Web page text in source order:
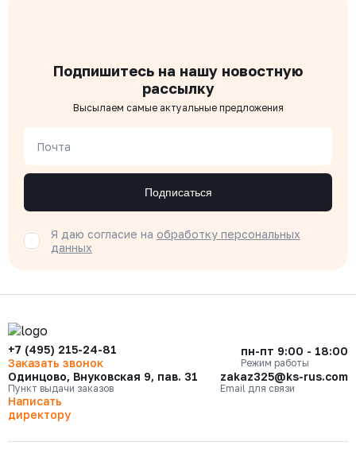
Подпишитесь на нашу новостную
рассылку
Высылаем самые актуальные предложения
Почта
Подписаться
Я даю согласие на обработку персональных
данных
+7 (495) 215-24-81
Заказать звонок
пн-пт 9:00 - 18:00
Режим работы
Одинцово, Внуковская 9, пав. 31
Пункт выдачи заказов
zakaz325@ks-rus.com
Email для связи
Написать
директору